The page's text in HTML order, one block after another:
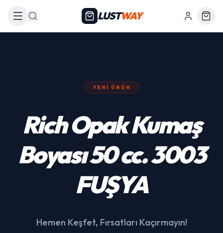
Arama LUSTWAY
YENI ÜRÜN
439 Siyah Akülü
Araba
Hemen Keşfet, Fırsatları Kaçırmayın!